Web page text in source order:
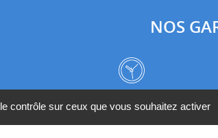
NOS
contrôle sur ceux que vous souhaitez activer